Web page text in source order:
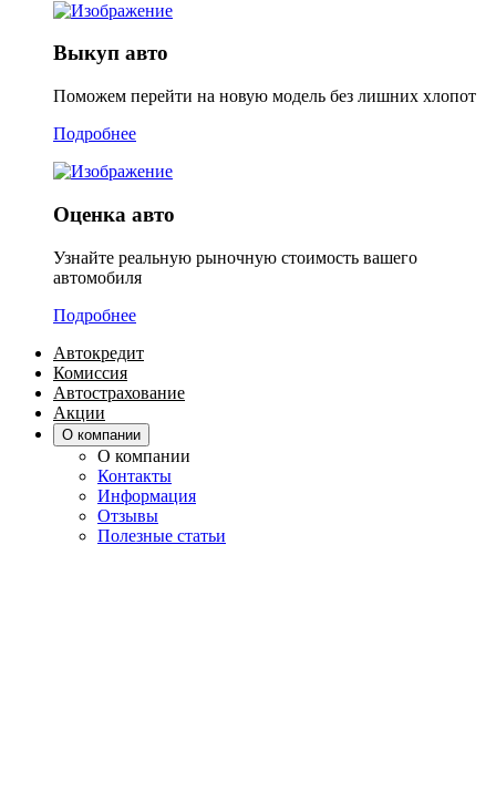
Выкуп авто
Поможем перейти на новую модель без лишних хлопот
Подробнее
Оценка авто
Узнайте реальную рыночную стоимость вашего
автомобиля
Подробнее
Автокредит
Комиссия
Автострахование
Акции
О компании
О компании
Контакты
Информация
Отзывы
Полезные статьи